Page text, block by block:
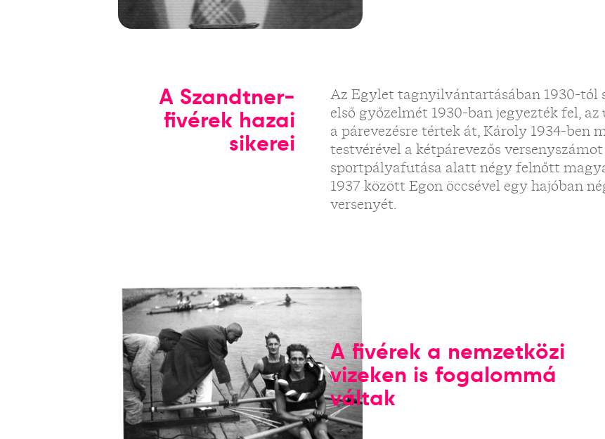
A Szandtner-
fivérek hazai
sikerei
Az Egylet tagnyilvántartásában 1930-tól
első győzelmét 1930-ban jegyezték fel, az
a párevezésre tértek át, Károly 1934-ben
testvérével a kétpárevezős
sportpályafutása alatt négy felnőtt
1937 között Egon öccsével egy hajóban
versenyét.
A fivérek a nemzetközi
vizeken is fogalommá
váltak